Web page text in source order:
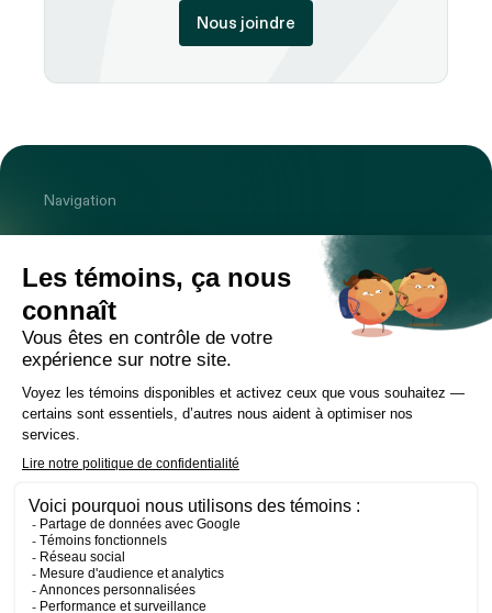
Nous joindre
Navigation
Cabinet
Équipe
Expertises
Bureaux
Carrière
Transactions
Publications
Contact
LinkedIn Instagram